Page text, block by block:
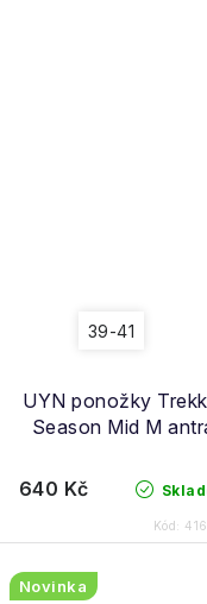
UYN ponožky
Season Mid M
39-41
640 Kč
Kód:
Novinka